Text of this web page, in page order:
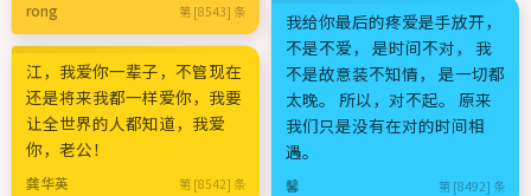
rong 第 [8543] 条
江，我爱你一辈子，不管现在
还是将来我都一样爱你，我要
让全世界的人都知道，我爱
你，老公！
龚华英 第 [8542] 条
我给你最后的疼爱是手放开，
不是不爱， 是时间不对， 我
不是故意装不知情， 是一切都
太晚。 所以，对不起。 原来
我们只是没有在对的时间相
遇。
馨 第 [8492] 条